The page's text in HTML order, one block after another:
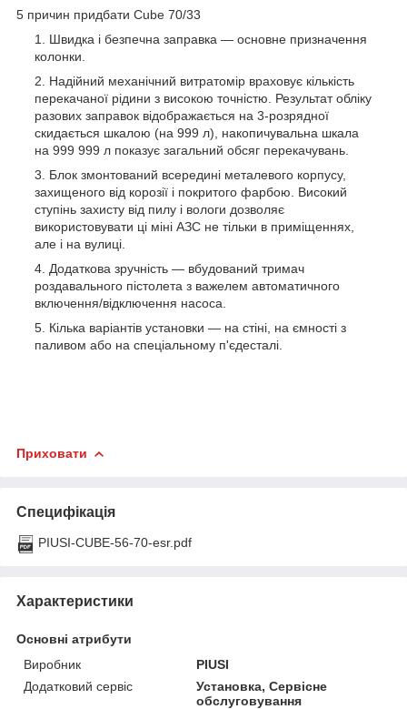
5 причин придбати Cube 70/33
Швидка і безпечна заправка — основне призначення
колонки.
Надійний механічний витратомір враховує кількість
перекачаної рідини з високою точністю. Результат обліку
разових заправок відображається на 3-розрядної
скидається шкалою (на 999 л), накопичувальна шкала
на 999 999 л показує загальний обсяг перекачувань.
Блок змонтований всередині металевого корпусу,
захищеного від корозії і покритого фарбою. Високий
ступінь захисту від пилу і вологи дозволяє
використовувати ці міні АЗС не тільки в приміщеннях,
але і на вулиці.
Додаткова зручність — вбудований тримач
роздавального пістолета з важелем автоматичного
включення/відключення насоса.
Кілька варіантів установки — на стіні, на ємності з
паливом або на спеціальному п'єдесталі.
Приховати
Специфікація
PIUSI-CUBE-56-70-esr.pdf
Характеристики
Основні атрибути
Виробник
PIUSI
Додатковий сервіс
Установка, Сервісне
обслуговування